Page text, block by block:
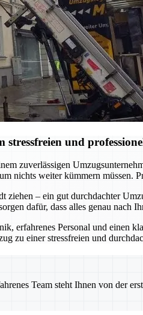
und
zuverlässigen
nichts weiter kümmern müssen.
ziehen – ein gut durchdachter
dafür, dass alles genau
erfahrenes Personal und einen
zu einer stressfreien und
Team steht Ihnen von der